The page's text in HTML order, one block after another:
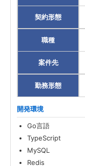
契約形態
職種
案件先
勤務形態
開発環境
Go言語
TypeScript
MySQL
Redis